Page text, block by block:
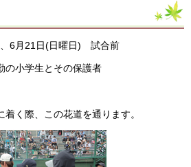
6月21日(日曜日) 試合前
の小学生とその保護者
く際、この花道を通ります。